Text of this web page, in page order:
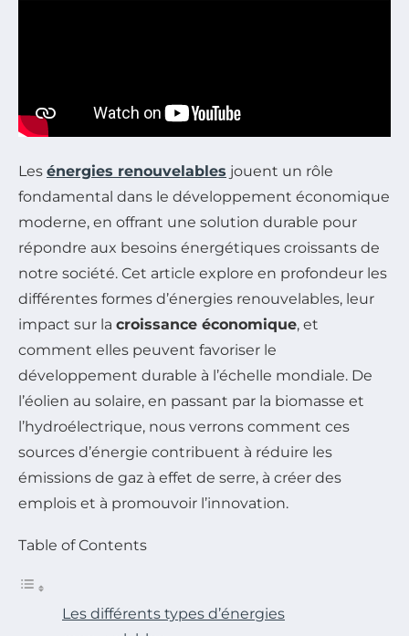
Les énergies renouvelables jouent un rôle
fondamental dans le développement économique
moderne, en offrant une solution durable pour
répondre aux besoins énergétiques croissants de
notre société. Cet article explore en profondeur les
différentes formes d’énergies renouvelables, leur
impact sur la croissance économique, et
comment elles peuvent favoriser le
développement durable à l’échelle mondiale. De
l’éolien au solaire, en passant par la biomasse et
l’hydroélectrique, nous verrons comment ces
sources d’énergie contribuent à réduire les
émissions de gaz à effet de serre, à créer des
emplois et à promouvoir l’innovation.
Table of Contents
Les différents types d’énergies